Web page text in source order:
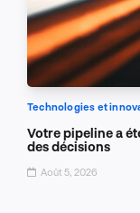
Technologies et
Votre pipeline a
des décisions
Août 5, 2026